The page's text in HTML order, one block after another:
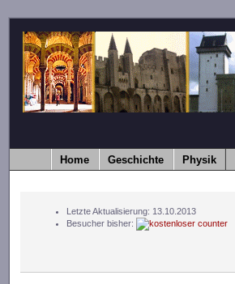
Home Geschichte Physik
Letzte Aktualisierung: 13.10.2013
Besucher bisher: